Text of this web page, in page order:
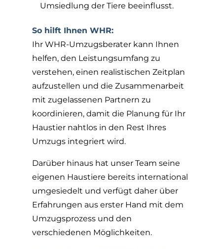
Umsiedlung der Tiere beeinflusst.
So hilft Ihnen WHR:
Ihr WHR-Umzugsberater kann Ihnen
helfen, den Leistungsumfang zu
verstehen, einen realistischen Zeitplan
aufzustellen und die Zusammenarbeit
mit zugelassenen Partnern zu
koordinieren, damit die Planung für Ihr
Haustier nahtlos in den Rest Ihres
Umzugs integriert wird.
Darüber hinaus hat unser Team seine
eigenen Haustiere bereits international
umgesiedelt und verfügt daher über
Erfahrungen aus erster Hand mit dem
Umzugsprozess und den
verschiedenen Möglichkeiten.